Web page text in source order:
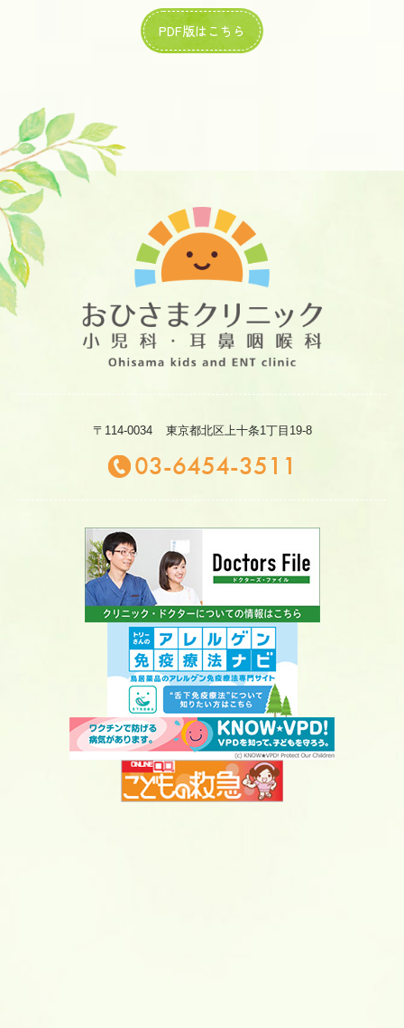
PDF版はこちら
〒114-0034 東京都北区上十条1丁目19-8
03-6454-3511